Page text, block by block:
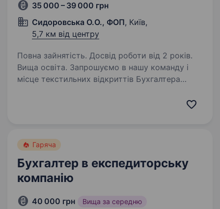
35 000 – 39 000 грн
Сидоровська О.О., ФОП, Київ,
5,7 км від центру
Повна зайнятість. Досвід роботи від 2 років.
Вища освіта. Запрошуємо в нашу команду і
місце текстильних відкриттів Бухгалтера
(бухгалтерський облік, економіка, фінанси);
Гаряча
Бухгалтер в експедиторську
компанію
40 000 грн Вища за середню